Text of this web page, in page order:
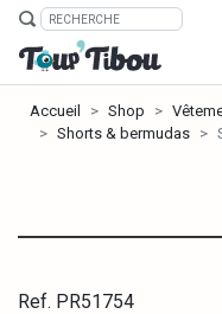
Accueil Shop
Shorts & bermudas
Ref. PR51754